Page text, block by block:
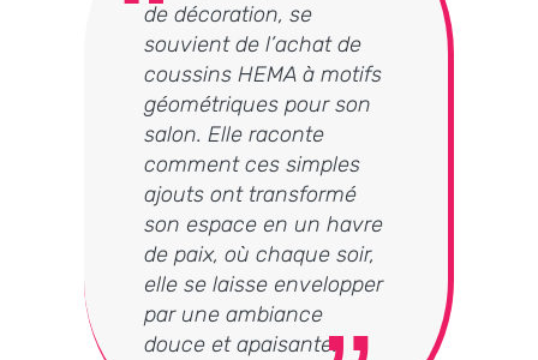
de décoration, se
souvient de l’achat de
coussins HEMA à motifs
géométriques pour son
salon. Elle raconte
comment ces simples
ajouts ont transformé
son espace en un havre
de paix, où chaque soir,
elle se laisse envelopper
par une ambiance
douce et apaisante.